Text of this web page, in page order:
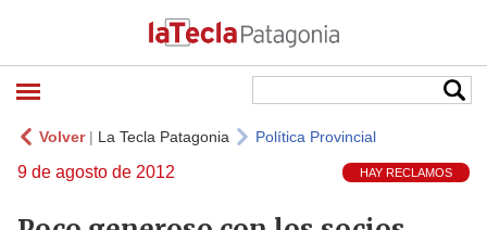
Volver| La Tecla Patagonia Política Provincial
9 de agosto de 2012 HAY RECLAMOS